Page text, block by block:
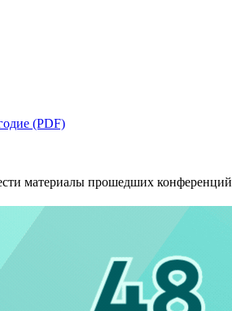
(PDF)
материалы прошедших конференций